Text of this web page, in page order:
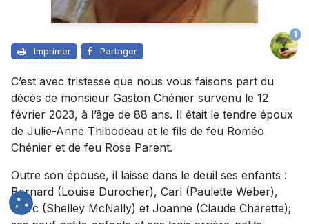
Imprimer Partager
1
C’est avec tristesse que nous vous faisons part du
décès de monsieur Gaston Chénier survenu le 12
février 2023, à l’âge de 88 ans. Il était le tendre époux
de Julie-Anne Thibodeau et le fils de feu Roméo
Chénier et de feu Rose Parent.
Outre son épouse, il laisse dans le deuil ses enfants :
Bernard (Louise Durocher), Carl (Paulette Weber),
Marc (Shelley McNally) et Joanne (Claude Charette);